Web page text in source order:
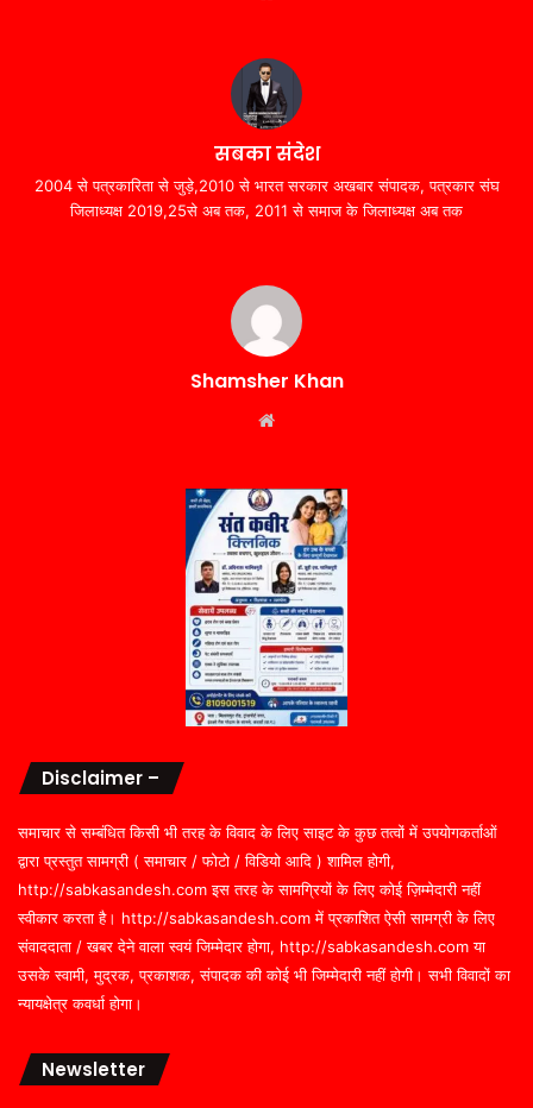
सबका संदेश
2004 से पत्रकारिता से जुड़े,2010 से भारत सरकार अखबार संपादक, पत्रकार संघ
जिलाध्यक्ष 2019,25से अब तक, 2011 से समाज के जिलाध्यक्ष अब तक
Shamsher Khan
Disclaimer –
समाचार से सम्बंधित किसी भी तरह के विवाद के लिए साइट के कुछ तत्वों में उपयोगकर्ताओं
द्वारा प्रस्तुत सामग्री ( समाचार / फोटो / विडियो आदि ) शामिल होगी,
http://sabkasandesh.com इस तरह के सामग्रियों के लिए कोई ज़िम्मेदारी नहीं
स्वीकार करता है। http://sabkasandesh.com में प्रकाशित ऐसी सामग्री के लिए
संवाददाता / खबर देने वाला स्वयं जिम्मेदार होगा, http://sabkasandesh.com या
उसके स्वामी, मुद्रक, प्रकाशक, संपादक की कोई भी जिम्मेदारी नहीं होगी। सभी विवादों का
न्यायक्षेत्र कवर्धा होगा।
Newsletter